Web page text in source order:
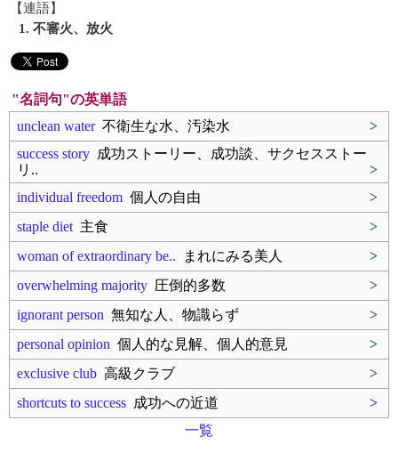
【連語】
1. 不審火、放火
"名詞句"の英単語
unclean water不衛生な水、汚染水
>
success story 成功ストーリー、成功談、サクセスストー
リ..
>
individual freedom 個人の自由
>
staple diet 主食
>
woman of extraordinary be.. まれにみる美人
>
overwhelming majority 圧倒的多数
>
ignorant person 無知な人、物識らず
>
personal opinion 個人的な見解、個人的意見
>
exclusive club 高級クラブ
>
shortcuts to success 成功への近道
>
一覧